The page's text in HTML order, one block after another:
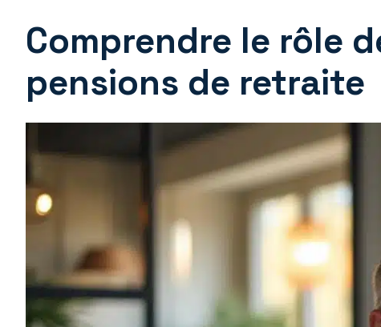
Comprendre le rôle
pensions de retraite